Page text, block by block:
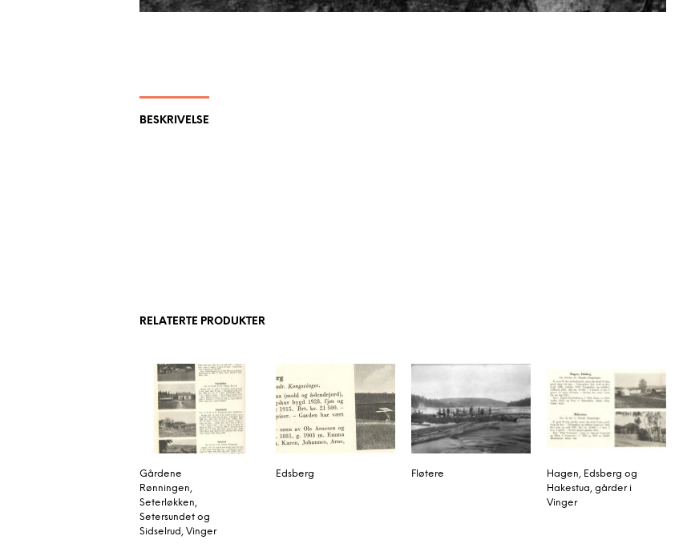
BESKRIVELSE
RELATERTE PRODUKTER
Gårdene
Rønningen,
Seterløkken,
Setersundet og
Sidselrud, Vinger
Edsberg Fløtere
Hagen, Edsberg og
Hakestua, gårder i
Vinger